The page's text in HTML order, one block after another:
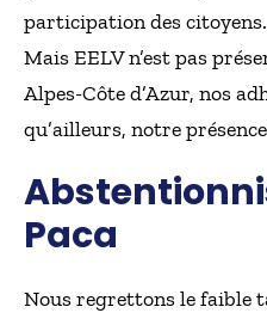
participation des citoyens.
Mais EELV n’est pas
Alpes-Côte d’Azur, nos
qu’ailleurs, notre
Paca
Nous regrettons le faible